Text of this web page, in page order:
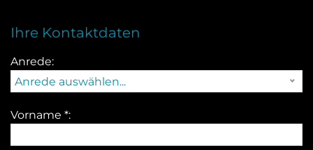
Ihre Kontaktdaten
Anrede:
Anrede auswählen...
Vorname *: